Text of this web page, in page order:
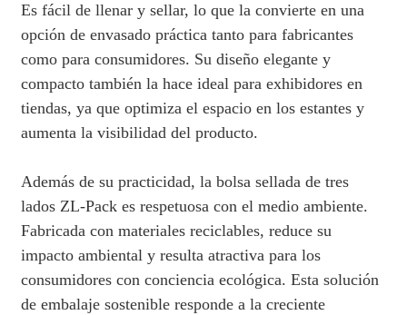
Es fácil de llenar y sellar, lo que la convierte en una
opción de envasado práctica tanto para fabricantes
como para consumidores. Su diseño elegante y
compacto también la hace ideal para exhibidores en
tiendas, ya que optimiza el espacio en los estantes y
aumenta la visibilidad del producto.
Además de su practicidad, la bolsa sellada de tres
lados ZL-Pack es respetuosa con el medio ambiente.
Fabricada con materiales reciclables, reduce su
impacto ambiental y resulta atractiva para los
consumidores con conciencia ecológica. Esta solución
de embalaje sostenible responde a la creciente